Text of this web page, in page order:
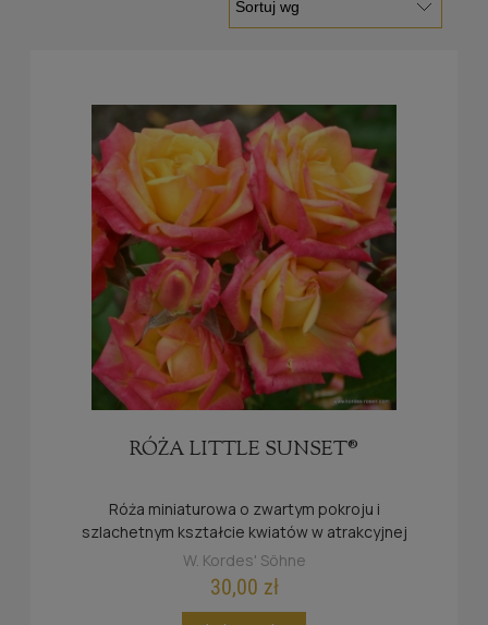
RÓŻA LITTLE SUNSET®
Róża miniaturowa o zwartym pokroju i
szlachetnym kształcie kwiatów w atrakcyjnej
żółto-czerwonej tonacji barw.
W. Kordes' Söhne
30,00 zł